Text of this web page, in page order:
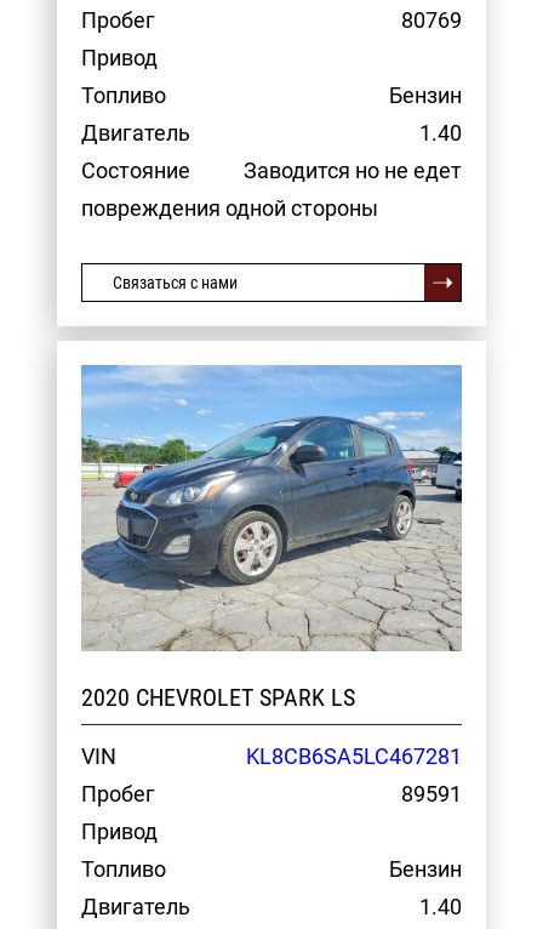
Пробег
80769
Привод
Топливо
Бензин
Двигатель
1.40
Состояние
Заводится но не едет
повреждения одной стороны
Связаться с нами
2020 CHEVROLET SPARK LS
VIN
KL8CB6SA5LC467281
Пробег
89591
Привод
Топливо
Бензин
Двигатель
1.40